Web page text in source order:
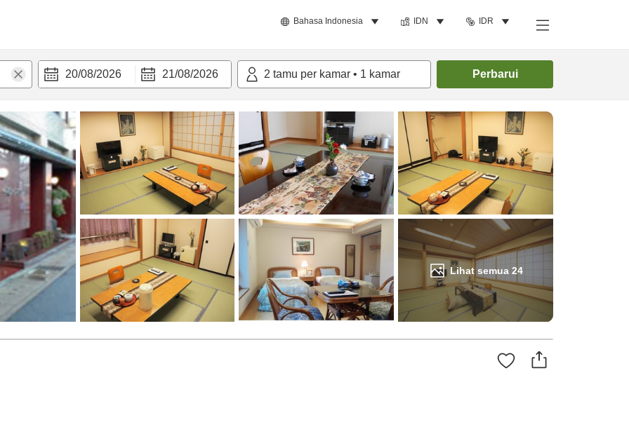
Bahasa Indonesia IDN IDR
20/08/2026 21/08/2026 2 tamu per kamar • 1 kamar Perbarui
Lihat semua 24
Cari kamar